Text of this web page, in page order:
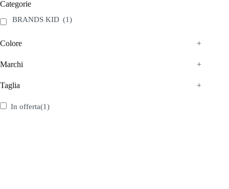
nella
del
Categorie
BRANDS KID (1)
Colore +
Marchi +
Taglia +
In offerta(1)